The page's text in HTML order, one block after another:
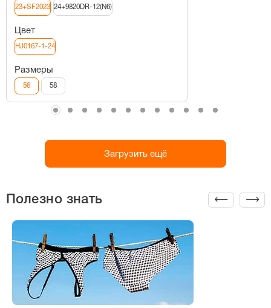
23+SF2023 24+9820DR-12(N6)
Цвет
HJ0167-1-24
Размеры
56 58
Загрузить ещё
Полезно знать